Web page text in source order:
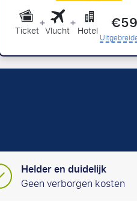
Ticket+Vlucht+Hotel
Helder en duidelijk
Geen verborgen kosten